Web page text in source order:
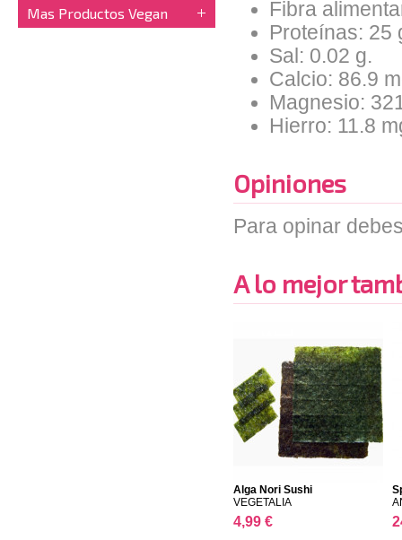
Mas Productos Vegan
Fibra
Proteínas: 25
Sal: 0.02 g.
Calcio: 86.9
Magnesio:
Hierro: 11.8
Opiniones
Para opinar
A lo mejor
Alga Nori Sushi
VEGETALIA
4,99 €